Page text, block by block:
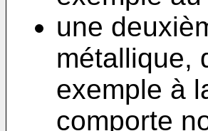
une
métallique,
exemple à
comporte